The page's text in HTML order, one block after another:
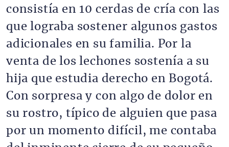
consistía en 10 cerdas de cría con las
que lograba sostener algunos gastos
adicionales en su familia. Por la
venta de los lechones sostenía a su
hija que estudia derecho en Bogotá.
Con sorpresa y con algo de dolor en
su rostro, típico de alguien que pasa
por un momento difícil, me contaba